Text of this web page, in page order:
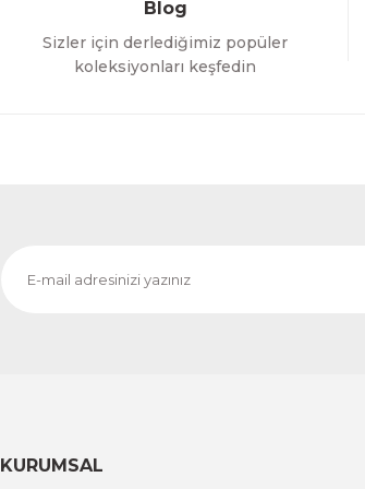
Blog
Sizler için derlediğimiz popüler
koleksiyonları keşfedin
KURUMSAL